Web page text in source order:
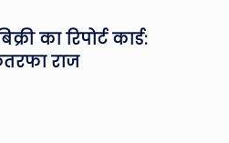
का रिपोर्ट कार्ड:
राज